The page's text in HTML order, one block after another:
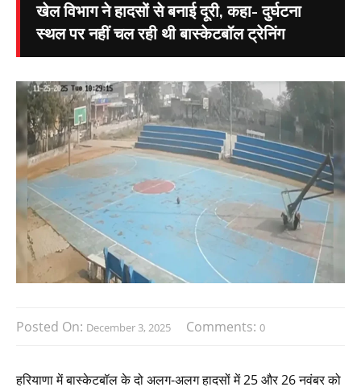
खेल विभाग ने हादसों से बनाई दूरी, कहा- दुर्घटना
स्थल पर नहीं चल रही थी बास्केटबॉल ट्रेनिंग
Posted On: December 3, 2025 Comments: 0
हरियाणा में बास्केटबॉल के दो अलग-अलग हादसों में 25 और 26 नवंबर को